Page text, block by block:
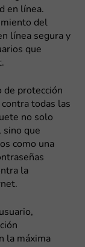
en línea.
del
línea segura y
que
de protección
todas las
no solo
sino que
como una
la
la máxima